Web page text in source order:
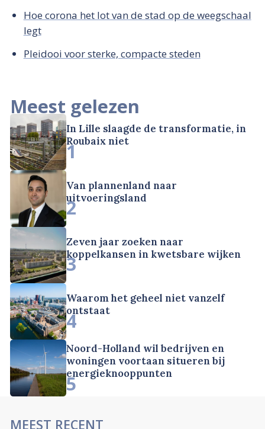
Hoe corona het lot van de stad op de weegschaal
legt
Pleidooi voor sterke, compacte steden
Meest gelezen
In Lille slaagde de transformatie, in
Roubaix niet
1
Van plannenland naar
uitvoeringsland
2
Zeven jaar zoeken naar
koppelkansen in kwetsbare wijken
3
Waarom het geheel niet vanzelf
ontstaat
4
Noord-Holland wil bedrijven en
woningen voortaan situeren bij
energieknooppunten
5
MEEST RECENT